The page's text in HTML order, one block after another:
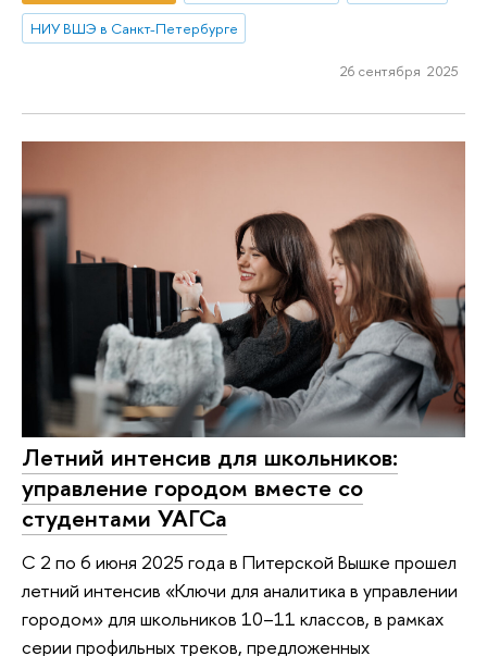
НИУ ВШЭ в Санкт-Петербурге
26 сентября 2025
Летний интенсив для школьников:
управление городом вместе со
студентами УАГСа
С 2 по 6 июня 2025 года в Питерской Вышке прошел
летний интенсив «Ключи для аналитика в управлении
городом» для школьников 10–11 классов, в рамках
серии профильных треков, предложенных